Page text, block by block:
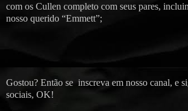
com os Cullen completo com seus pares,
nosso querido “Emmett”;
Gostou? Então se inscreva em nosso canal, e
sociais, OK!